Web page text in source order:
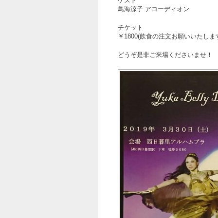
鳥海涼子 アコーディオン
チケット
￥1800(飲食の注文お願いいたしま
どうぞ是非ご来場くださいませ！